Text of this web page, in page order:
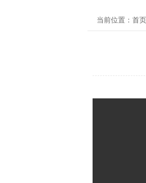
当前位置： 首页